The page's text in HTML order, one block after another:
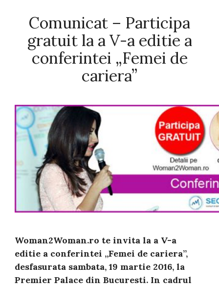
Comunicat – Participa
gratuit la a V-a editie a
conferintei „Femei de
cariera”
Woman2Woman.ro te invita la a V-a
editie a conferintei „Femei de cariera”,
desfasurata sambata, 19 martie 2016, la
Premier Palace din Bucuresti. In cadrul